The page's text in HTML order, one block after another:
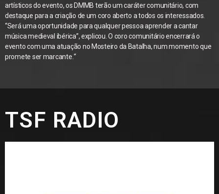
artísticos do evento, os DMMB terão um caráter comunitário, com
destaque para a criação de um coro aberto a todos os interessados.
“Será uma oportunidade para qualquer pessoa aprender a cantar
música medieval ibérica”, explicou. O coro comunitário encerrará o
evento com uma atuação no Mosteiro da Batalha, num momento que
promete ser marcante. “
TSF RADIO